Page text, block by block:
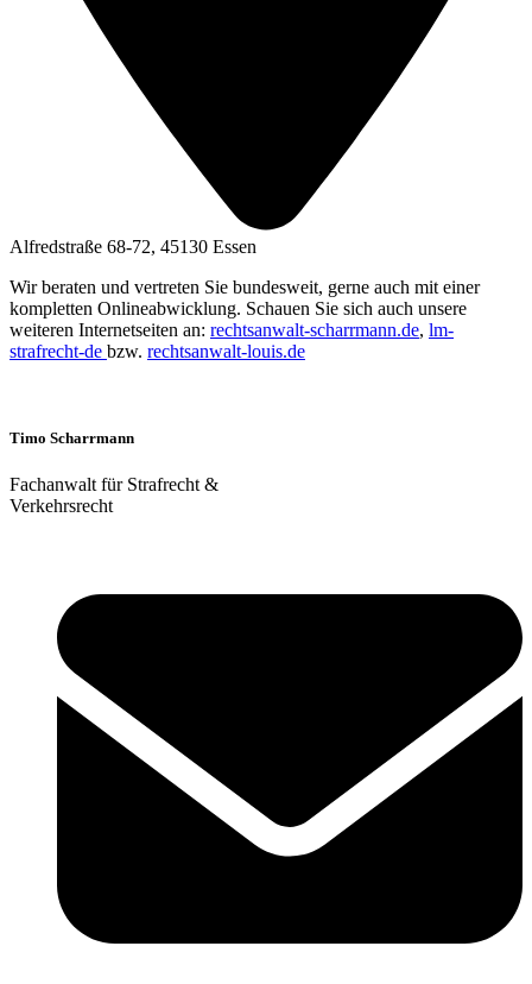
Alfredstraße 68-72, 45130 Essen
Wir beraten und vertreten Sie bundesweit, gerne auch mit einer
kompletten Onlineabwicklung. Schauen Sie sich auch unsere
weiteren Internetseiten an: rechtsanwalt-scharrmann.de, lm-
strafrecht-de bzw. rechtsanwalt-louis.de
Timo Scharrmann
Fachanwalt für Strafrecht &
Verkehrsrecht